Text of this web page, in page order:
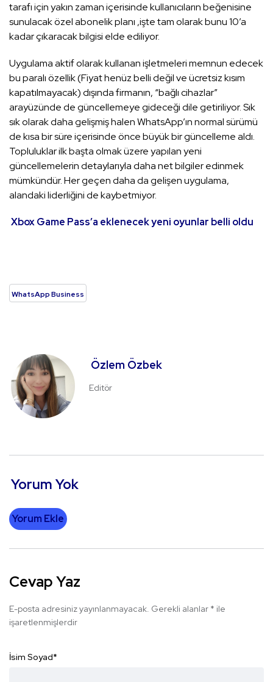
tarafı için yakın zaman içerisinde kullanıcıların beğenisine
sunulacak özel abonelik planı ,işte tam olarak bunu 10’a
kadar çıkaracak bilgisi elde ediliyor.
Uygulama aktif olarak kullanan işletmeleri memnun edecek
bu paralı özellik (Fiyat henüz belli değil ve ücretsiz kısım
kapatılmayacak) dışında firmanın, “bağlı cihazlar”
arayüzünde de güncellemeye gideceği dile getiriliyor. Sık
sık olarak daha gelişmiş halen WhatsApp’ın normal sürümü
de kısa bir süre içerisinde önce büyük bir güncelleme aldı.
Topluluklar ilk başta olmak üzere yapılan yeni
güncellemelerin detaylarıyla daha net bilgiler edinmek
mümkündür. Her geçen daha da gelişen uygulama,
alandaki liderliğini de kaybetmiyor.
Xbox Game Pass’a eklenecek yeni oyunlar belli oldu
WhatsApp Business
Özlem Özbek
Editör
Yorum Yok
Yorum Ekle
Cevap Yaz
E-posta adresiniz yayınlanmayacak. Gerekli alanlar * ile
işaretlenmişlerdir
İsim Soyad*